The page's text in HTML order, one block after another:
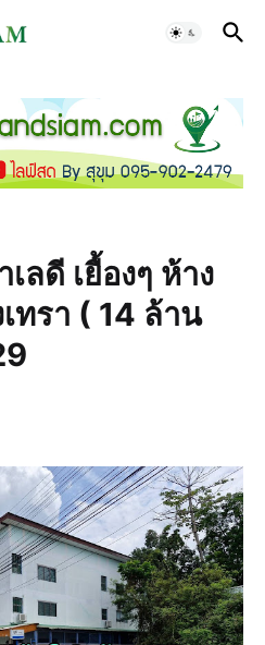
ลดี เยื้องๆ ห้าง
ทรา ( 14 ล้าน